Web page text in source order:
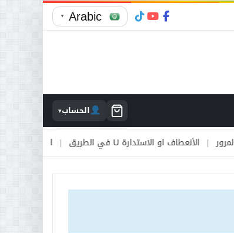
Arabic
▼
الحساب▾
الأنعطاف او الاستدارة U في الطريق | الأوتوستراد والطرق